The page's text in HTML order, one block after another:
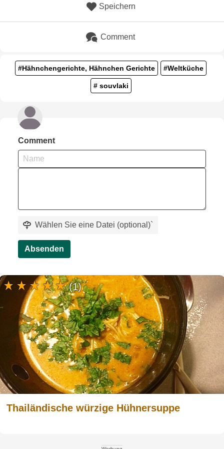
Speichern
Comment
#Hähnchengerichte, Hähnchen Gerichte #Weltküche
# souvlaki
Comment
Wählen Sie eine Datei (optional)`
Absenden
Thailändische würzige Hühnersuppe
(1)